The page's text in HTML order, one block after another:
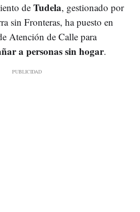
de Tudela, gestionado por
sin Fronteras, ha puesto en
Atención de Calle para
a personas sin hogar.